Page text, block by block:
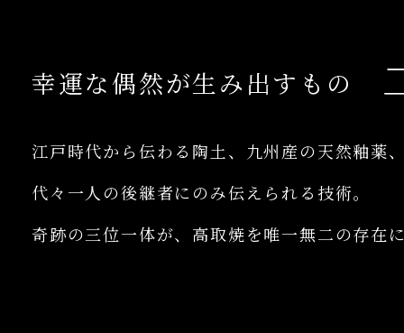
幸運な偶然が生み出すもの
江戸時代から伝わる陶土、九州産の天然釉薬
代々一人の後継者にのみ伝えられる技術。
奇跡の三位一体が、高取焼を唯一無二の存在